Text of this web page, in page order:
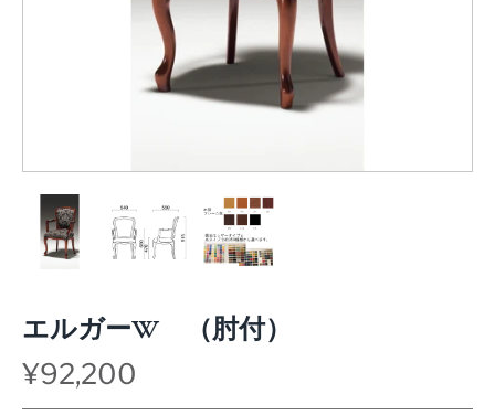
エルガーW （肘付）
¥92,200